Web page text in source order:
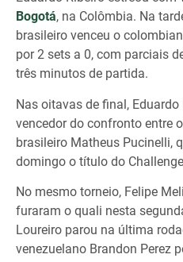
Bogotá, na Colômbia. Na
brasileiro venceu o
por 2 sets a 0, com parciais
três minutos de partida.
Nas oitavas de final,
vencedor do confronto entre
brasileiro Matheus Pucinelli,
domingo o título do
No mesmo torneio, Felipe
furaram o quali nesta
Loureiro parou na última
venezuelano Brandon Perez